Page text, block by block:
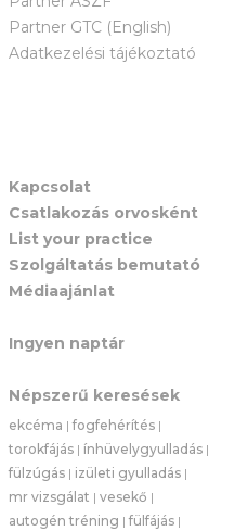
Partner GTC (English)
Adatkezelési tájékoztató
Kapcsolat
Csatlakozás orvosként
List your practice
Szolgáltatás bemutató
Médiaajánlat
Ingyen naptár
Népszerű keresések
ekcéma |fogfehérítés |
torokfájás | ínhüvelygyulladás |
fülzúgás | izületi gyulladás |
mr vizsgálat | vesekő |
autogén tréning |fülfájás |